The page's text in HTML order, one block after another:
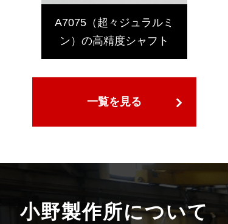
A7075（超々ジュラルミ
ン）の高精度シャフト
一覧を見る
小野製作所について